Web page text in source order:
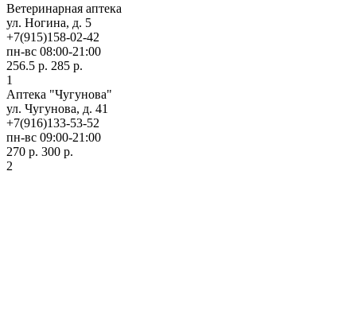
Ветеринарная аптека
ул. Ногина, д. 5
+7(915)158-02-42
пн-вс 08:00-21:00
256.5 р. 285 р.
1
Аптека "Чугунова"
ул. Чугунова, д. 41
+7(916)133-53-52
пн-вс 09:00-21:00
270 р. 300 р.
2